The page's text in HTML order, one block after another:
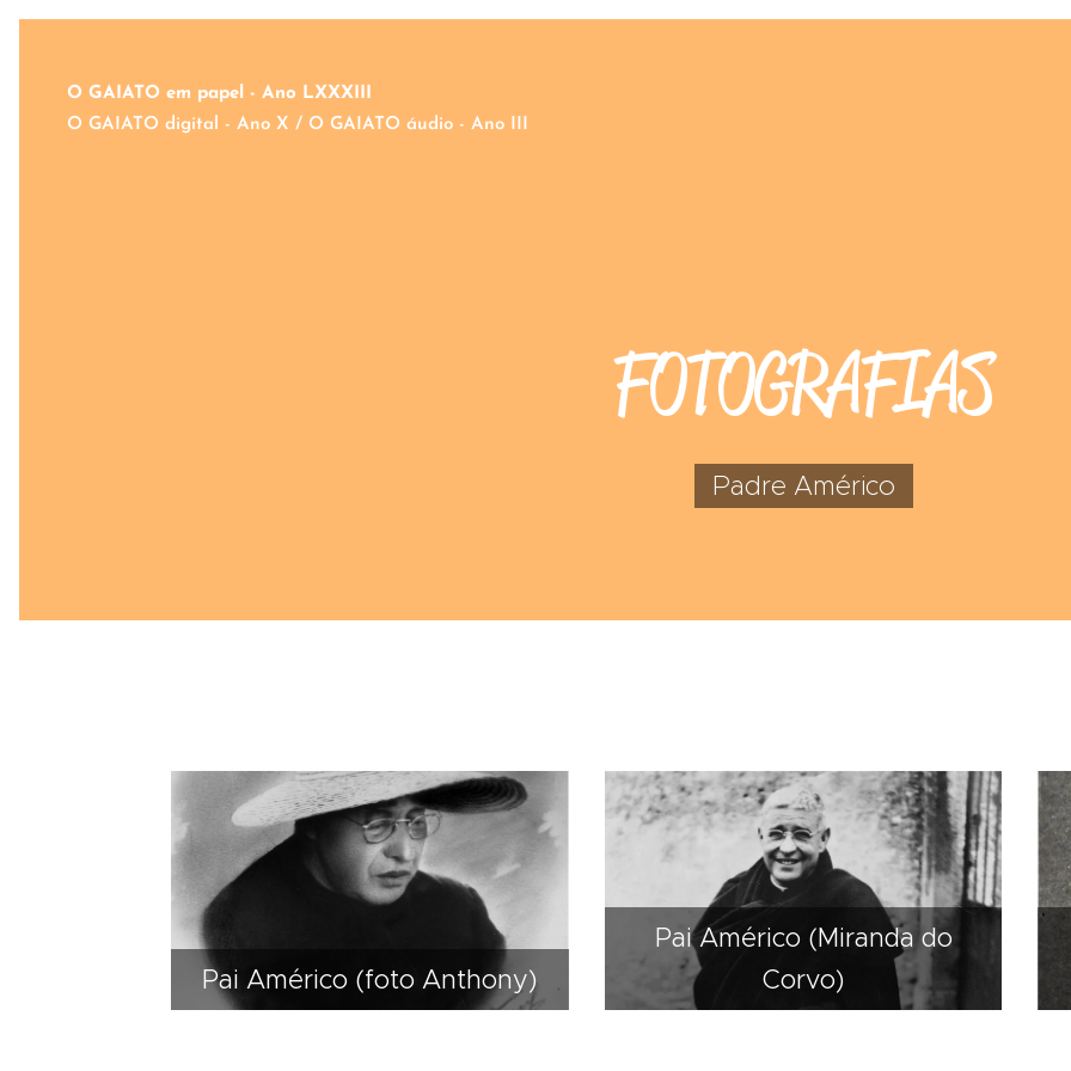
O GAIATO em papel - Ano LXXXIII
O GAIATO digital - Ano X / O GAIATO áudio - Ano III
FOTOGRAFIAS
Padre Américo
Pai Américo (foto Anthony)
Pai Américo (Miranda do
Corvo)